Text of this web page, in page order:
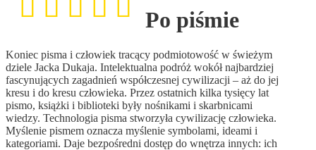
Po piśmie
Koniec pisma i człowiek tracący podmiotowość w świeżym
dziele Jacka Dukaja. Intelektualna podróż wokół najbardziej
fascynujących zagadnień współczesnej cywilizacji – aż do jej
kresu i do kresu człowieka. Przez ostatnich kilka tysięcy lat
pismo, książki i biblioteki były nośnikami i skarbnicami
wiedzy. Technologia pisma stworzyła cywilizację człowieka.
Myślenie pismem oznacza myślenie symbolami, ideami i
kategoriami. Daje bezpośredni dostęp do wnętrza innych: ich